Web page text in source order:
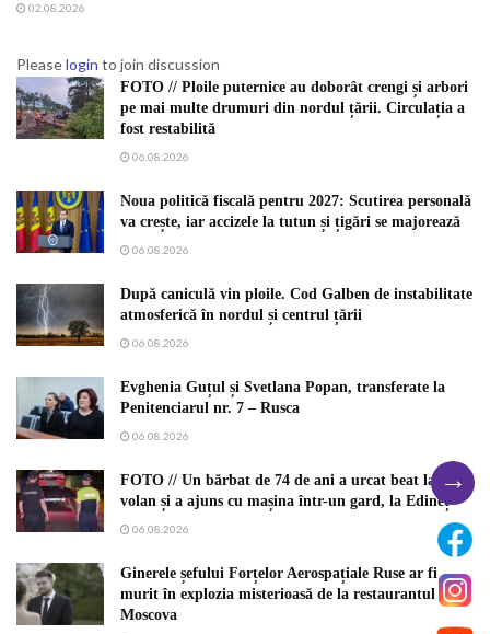
02.08.2026
Pleaselogin to join discussion
FOTO // Ploile puternice au doborât crengi și arbori
pe mai multe drumuri din nordul țării. Circulația a
fost restabilită
06.08.2026
Noua politică fiscală pentru 2027: Scutirea personală
va crește, iar accizele la tutun și țigări se majorează
06.08.2026
După caniculă vin ploile. Cod Galben de instabilitate
atmosferică în nordul și centrul țării
06.08.2026
Evghenia Guțul și Svetlana Popan, transferate la
Penitenciarul nr. 7 – Rusca
06.08.2026
FOTO // Un bărbat de 74 de ani a urcat beat la
volan și a ajuns cu mașina într-un gard, la Edineț
06.08.2026
Ginerele șefului Forțelor Aerospațiale Ruse ar fi
murit în explozia misterioasă de la restaurantul din
Moscova
→